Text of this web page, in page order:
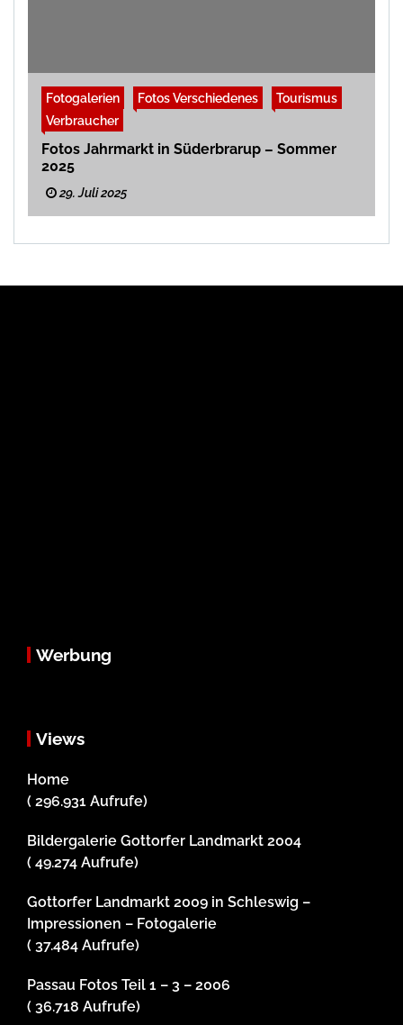
Fotogalerien Fotos Verschiedenes
Tourismus
Verbraucher
Fotos Jahrmarkt in Süderbrarup – Sommer
2025
29. Juli 2025
Werbung
Views
Home
( 296.931 Aufrufe)
Bildergalerie Gottorfer Landmarkt 2004
( 49.274 Aufrufe)
Gottorfer Landmarkt 2009 in Schleswig –
Impressionen – Fotogalerie
( 37.484 Aufrufe)
Passau Fotos Teil 1 – 3 – 2006
( 36.718 Aufrufe)